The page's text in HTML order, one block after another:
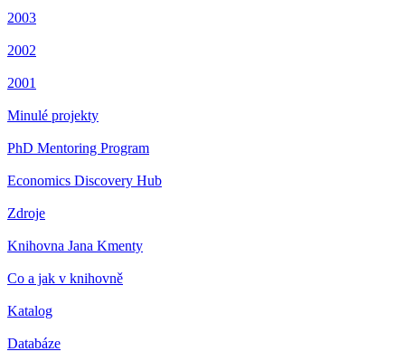
2003
2002
2001
Minulé projekty
PhD Mentoring Program
Economics Discovery Hub
Zdroje
Knihovna Jana Kmenty
Co a jak v knihovně
Katalog
Databáze